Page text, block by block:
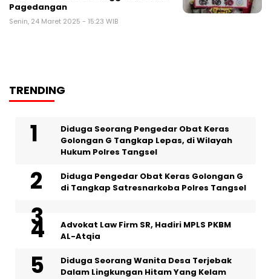
Pagedangan
Senin, 24 Maret 2025 - 15:23 WIB
TRENDING
‎Diduga Seorang Pengedar Obat Keras
Golongan G Tangkap Lepas, di Wilayah
Hukum Polres Tangsel
Diduga Pengedar Obat Keras Golongan G
di Tangkap Satresnarkoba Polres Tangsel
Advokat Law Firm SR, Hadiri MPLS PKBM
AL-Atqia
‎Diduga Seorang Wanita Desa Terjebak
Dalam Lingkungan Hitam Yang Kelam